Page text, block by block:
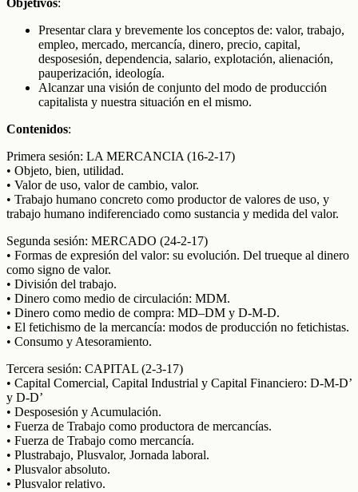
Objetivos:
Presentar clara y brevemente los conceptos de: valor, trabajo,
empleo, mercado, mercancía, dinero, precio, capital,
desposesión, dependencia, salario, explotación, alienación,
pauperización, ideología.
Alcanzar una visión de conjunto del modo de producción
capitalista y nuestra situación en el mismo.
Contenidos:
Primera sesión: LA MERCANCIA (16-2-17)
• Objeto, bien, utilidad.
• Valor de uso, valor de cambio, valor.
• Trabajo humano concreto como productor de valores de uso, y
trabajo humano indiferenciado como sustancia y medida del valor.
Segunda sesión: MERCADO (24-2-17)
• Formas de expresión del valor: su evolución. Del trueque al dinero
como signo de valor.
• División del trabajo.
• Dinero como medio de circulación: MDM.
• Dinero como medio de compra: MD–DM y D-M-D.
• El fetichismo de la mercancía: modos de producción no fetichistas.
• Consumo y Atesoramiento.
Tercera sesión: CAPITAL (2-3-17)
• Capital Comercial, Capital Industrial y Capital Financiero: D-M-D’
y D-D’
• Desposesión y Acumulación.
• Fuerza de Trabajo como productora de mercancías.
• Fuerza de Trabajo como mercancía.
• Plustrabajo, Plusvalor, Jornada laboral.
• Plusvalor absoluto.
• Plusvalor relativo.